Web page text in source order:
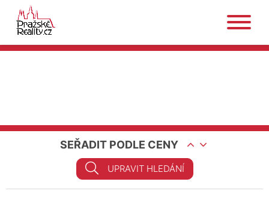
SEŘADIT PODLE CENY
UPRAVIT HLEDÁNÍ